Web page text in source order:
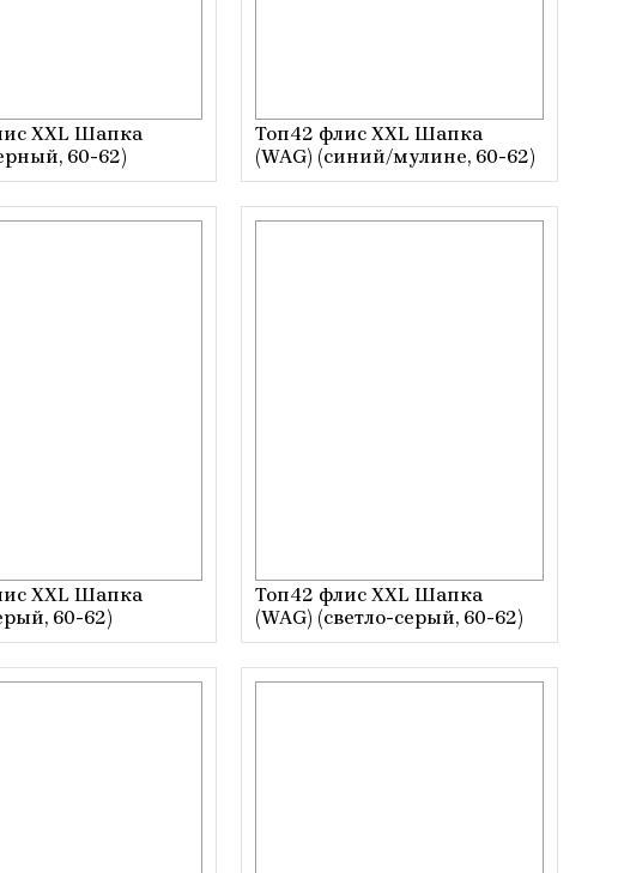
XXL Шапка
60-62)
Топ42 флис XXL Шапка
(WAG) (синий/мулине, 60-62)
XXL Шапка
60-62)
Топ42 флис XXL Шапка
(WAG) (светло-серый, 60-62)